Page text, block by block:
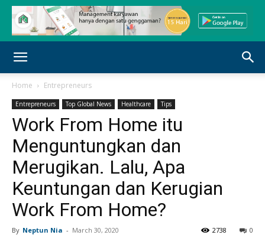
Home Entrepreneurs
Entrepreneurs Top Global News Healthcare Tips
Work From Home itu
Menguntungkan dan
Merugikan. Lalu, Apa
Keuntungan dan Kerugian
Work From Home?
By Neptun Nia - March 30, 2020 0
2738